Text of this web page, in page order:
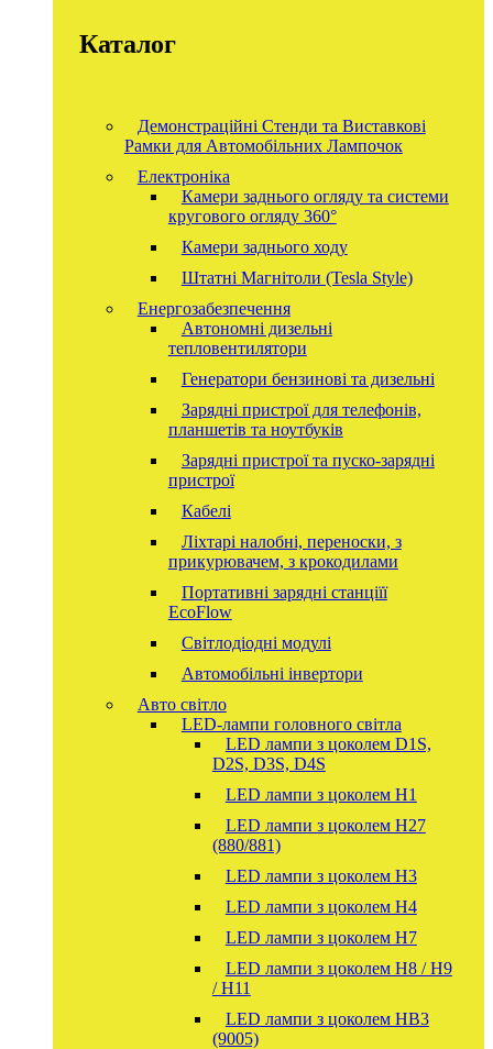
Каталог
Демонстраційні Стенди та Виставкові
Рамки для Автомобільних Лампочок
Електроніка
Камери заднього огляду та системи
кругового огляду 360°
Камери заднього ходу
Штатні Магнітоли (Tesla Style)
Енергозабезпечення
Автономні дизельні
тепловентилятори
Генератори бензинові та дизельні
Зарядні пристрої для телефонів,
планшетів та ноутбуків
Зарядні пристрої та пуско-зарядні
пристрої
Кабелі
Ліхтарі налобні, переноски, з
прикурювачем, з крокодилами
Портативні зарядні станціїї
EcoFlow
Світлодіодні модулі
Автомобільні інвертори
Авто світло
LED-лампи головного світла
LED лампи з цоколем D1S,
D2S, D3S, D4S
LED лампи з цоколем H1
LED лампи з цоколем H27
(880/881)
LED лампи з цоколем H3
LED лампи з цоколем H4
LED лампи з цоколем H7
LED лампи з цоколем H8 / H9
/ H11
LED лампи з цоколем HB3
(9005)